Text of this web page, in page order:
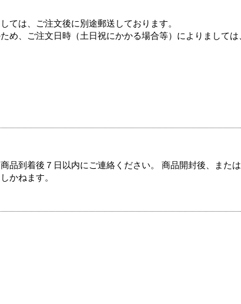
ては、ご注文後に別途郵送しております。
め、ご注文日時（土日祝にかかる場合等）によりまして
品到着後７日以内にご連絡ください。 商品開封後、また
かねます。